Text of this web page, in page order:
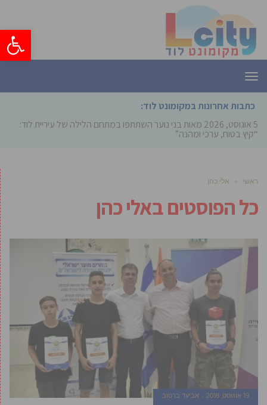
פתח
תפריט
כתבות אחרונות במקומונט לוד:
5 אוגוסט, 2026
מאות בני נוער השתתפו במתחם הלילה של עיריית לוד:
“קיץ בטוח, ערכי ומהנה”
ראשי » אלי כהן
כל הפוסטים באלי כהן
19 אוגוסט, 2018 אביעד ברטוב